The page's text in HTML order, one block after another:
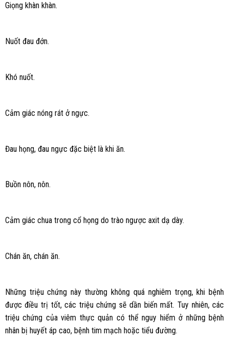
Giọng khàn khàn.
Nuốt đau đớn.
Khó nuốt.
Cảm giác nóng rát ở ngực.
Đau họng, đau ngực đặc biệt là khi ăn.
Buồn nôn, nôn.
Cảm giác chua trong cổ họng do trào ngược axit dạ dày.
Chán ăn, chán ăn.
Những triệu chứng này thường không quá nghiêm trọng, khi bệnh
được điều trị tốt, các triệu chứng sẽ dần biến mất. Tuy nhiên, các
triệu chứng của viêm thực quản có thể nguy hiểm ở những bệnh
nhân bị huyết áp cao, bệnh tim mạch hoặc tiểu đường.